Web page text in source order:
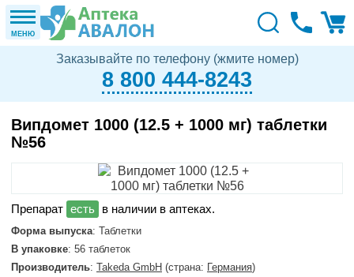
МЕНЮ
Заказывайте по телефону (жмите номер)
8 800 444-8243
Випдомет 1000 (12.5 + 1000 мг) таблетки
№56
в наличии в аптеках.
Форма выпуска: Таблетки
В упаковке: 56 таблеток
Производитель: Takeda GmbH (страна: Германия)